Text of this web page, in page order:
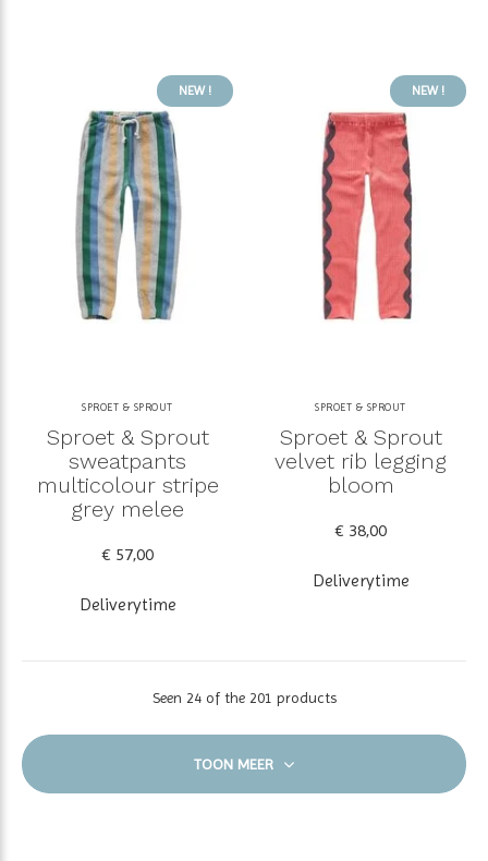
NEW !
SPROET & SPROUT
Sproet & Sprout
sweatpants
multicolour stripe
grey melee
€ 57,00
Deliverytime
NEW !
SPROET & SPROUT
Sproet & Sprout
velvet rib legging
bloom
€ 38,00
Deliverytime
Seen 24 of the 201 products
TOON MEER